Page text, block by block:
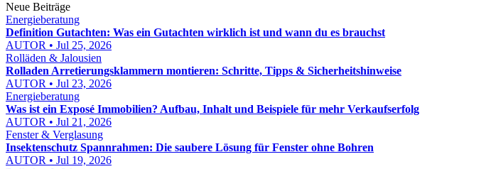
Neue Beiträge
Energieberatung
Definition Gutachten: Was ein Gutachten wirklich ist und wann du es brauchst
AUTOR • Jul 25, 2026
Rolläden & Jalousien
Rolladen Arretierungsklammern montieren: Schritte, Tipps & Sicherheitshinweise
AUTOR • Jul 23, 2026
Energieberatung
Was ist ein Exposé Immobilien? Aufbau, Inhalt und Beispiele für mehr Verkaufserfolg
AUTOR • Jul 21, 2026
Fenster & Verglasung
Insektenschutz Spannrahmen: Die saubere Lösung für Fenster ohne Bohren
AUTOR • Jul 19, 2026